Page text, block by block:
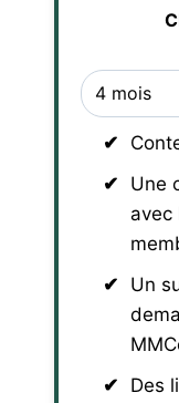
Une
avec
Un
Des